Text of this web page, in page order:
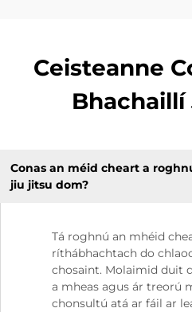
Ceisteanne
Bhachaillí
Conas an méid cheart a
jiu jitsu dom?
Tá roghnú an mhéid
ríthábhachtach do
chosaint. Molaimid duit
a mheas agus ár treorú
chonsultú atá ar fáil ar